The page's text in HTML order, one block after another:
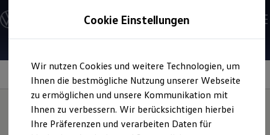
Hauptinhalt
springen
Footer
springen
Modelle und Konfigurator
Konfigurator
Modelle vergleichen
Elektroautos
ENERGY Sondermodelle
Nutzfahrzeuge
SUV und CUV
Familienautos
Kombis
Information
Cookie Einstellungen
Wir nutzen Cookies und weitere Technologien, um
Ihnen die bestmögliche Nutzung unserer Webseite
zu ermöglichen und unsere Kommunikation mit
Ihnen zu verbessern. Wir berücksichtigen hierbei
Ihre Präferenzen und verarbeiten Daten für